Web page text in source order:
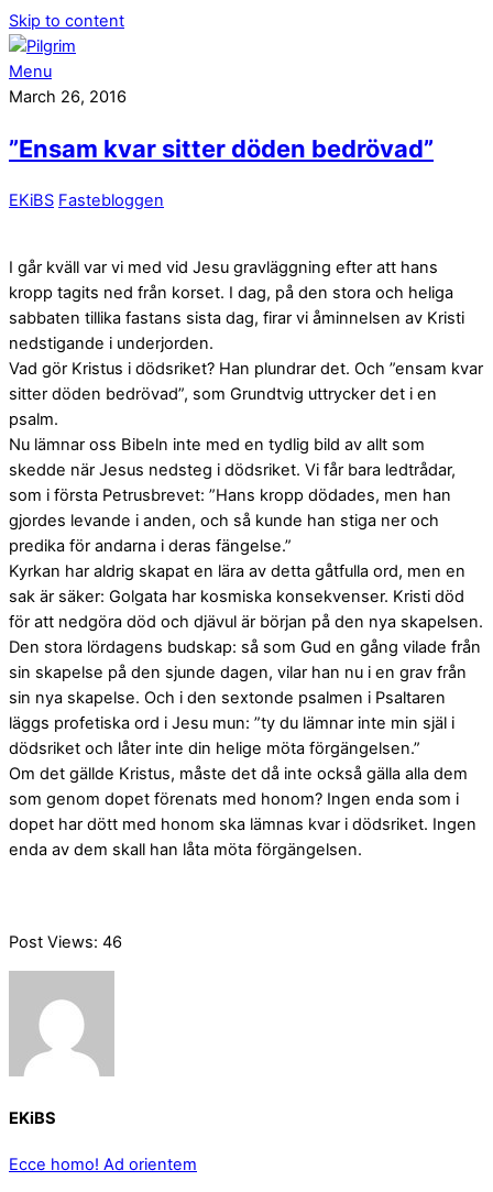
Skip to content
Menu
March 26, 2016
”Ensam kvar sitter döden bedrövad”
EKiBS Fastebloggen
I går kväll var vi med vid Jesu gravläggning efter att hans
kropp tagits ned från korset. I dag, på den stora och heliga
sabbaten tillika fastans sista dag, firar vi åminnelsen av Kristi
nedstigande i underjorden.
Vad gör Kristus i dödsriket? Han plundrar det. Och ”ensam kvar
sitter döden bedrövad”, som Grundtvig uttrycker det i en
psalm.
Nu lämnar oss Bibeln inte med en tydlig bild av allt som
skedde när Jesus nedsteg i dödsriket. Vi får bara ledtrådar,
som i första Petrusbrevet: ”Hans kropp dödades, men han
gjordes levande i anden, och så kunde han stiga ner och
predika för andarna i deras fängelse.”
Kyrkan har aldrig skapat en lära av detta gåtfulla ord, men en
sak är säker: Golgata har kosmiska konsekvenser. Kristi död
för att nedgöra död och djävul är början på den nya skapelsen.
Den stora lördagens budskap: så som Gud en gång vilade från
sin skapelse på den sjunde dagen, vilar han nu i en grav från
sin nya skapelse. Och i den sextonde psalmen i Psaltaren
läggs profetiska ord i Jesu mun: ”ty du lämnar inte min själ i
dödsriket och låter inte din helige möta förgängelsen.”
Om det gällde Kristus, måste det då inte också gälla alla dem
som genom dopet förenats med honom? Ingen enda som i
dopet har dött med honom ska lämnas kvar i dödsriket. Ingen
enda av dem skall han låta möta förgängelsen.
Post Views: 46
EKiBS
Ecce homo! Ad orientem